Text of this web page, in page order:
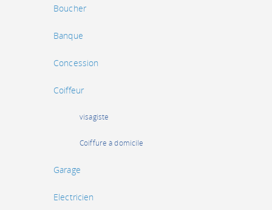
Boucher
Banque
Concession
Coiffeur
visagiste
Coiffure à domicile
Garage
Electricien